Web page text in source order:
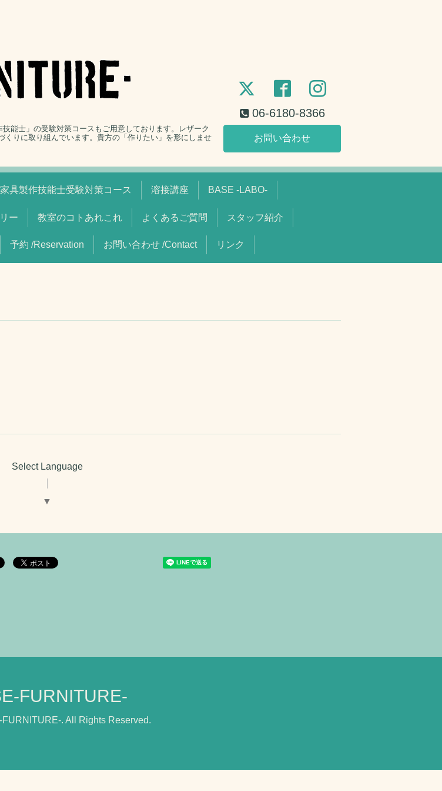
能士」の受験対策コースもご用意しております。レザーク
りに取り組んでいます。貴方の「作りたい」を形にしませ
06-6180-8366
お問い合わせ
家具製作技能士受験対策コース 溶接講座 BASE -LABO-
ー 教室のコトあれこれ よくあるご質問 スタッフ紹介
予約 /Reservation お問い合わせ /Contact リンク
Select Language
▼
FURNITURE-
FURNITURE-. All Rights Reserved.